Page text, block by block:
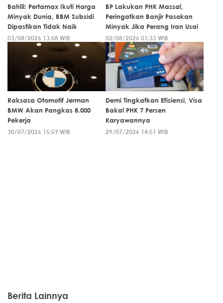
Bahlil: Pertamax Ikuti Harga
Minyak Dunia, BBM Subsidi
Dipastikan Tidak Naik
03/08/2026 13:58 WIB
BP Lakukan PHK Massal,
Peringatkan Banjir Pasokan
Minyak Jika Perang Iran Usai
02/08/2026 01:33 WIB
Raksasa Otomotif Jerman
BMW Akan Pangkas 8.000
Pekerja
30/07/2026 15:59 WIB
Demi Tingkatkan Efisiensi, Visa
Bakal PHK 7 Persen
Karyawannya
29/07/2026 14:51 WIB
Berita Lainnya